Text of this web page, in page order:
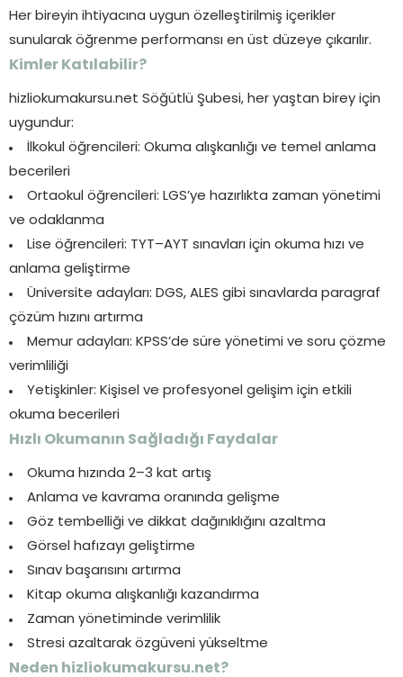
Her bireyin ihtiyacına uygun özelleştirilmiş içerikler
sunularak öğrenme performansı en üst düzeye çıkarılır.
Kimler Katılabilir?
hizliokumakursu.net Söğütlü Şubesi, her yaştan birey için
uygundur:
İlkokul öğrencileri: Okuma alışkanlığı ve temel anlama
becerileri
Ortaokul öğrencileri: LGS’ye hazırlıkta zaman yönetimi
ve odaklanma
Lise öğrencileri: TYT–AYT sınavları için okuma hızı ve
anlama geliştirme
Üniversite adayları: DGS, ALES gibi sınavlarda paragraf
çözüm hızını artırma
Memur adayları: KPSS’de süre yönetimi ve soru çözme
verimliliği
Yetişkinler: Kişisel ve profesyonel gelişim için etkili
okuma becerileri
Hızlı Okumanın Sağladığı Faydalar
Okuma hızında 2–3 kat artış
Anlama ve kavrama oranında gelişme
Göz tembelliği ve dikkat dağınıklığını azaltma
Görsel hafızayı geliştirme
Sınav başarısını artırma
Kitap okuma alışkanlığı kazandırma
Zaman yönetiminde verimlilik
Stresi azaltarak özgüveni yükseltme
Neden hizliokumakursu.net?